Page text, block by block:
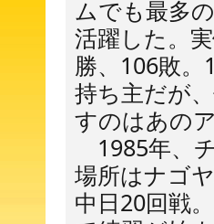
ムでも最多
活躍した。
勝、106敗
持ち主だが
すのはあの
1985年、
場所はナゴ
中日20回戦